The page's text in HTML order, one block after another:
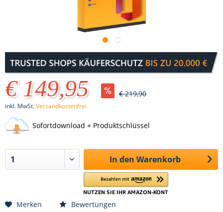
€ 149,95 € 219,90
inkl. MwSt.Versandkostenfrei
Sofortdownload + Produktschlüssel
In den Warenkorb
Merken Bewertungen